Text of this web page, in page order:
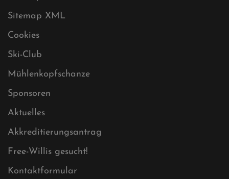
Sitemap XML
Cookies
Ski-Club
Mühlenkopfschanze
Sponsoren
Aktuelles
Akkreditierungsantrag
Free-Willis gesucht!
Kontaktformular